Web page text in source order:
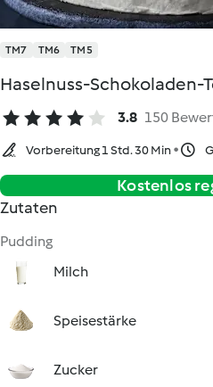
TM7 TM6 TM5
Haselnuss-Schokoladen-
3.8 150
Vorbereitung 1 Std. 30 Min
Kostenlos
Zutaten
Pudding
Milch
Speisestärke
Zucker